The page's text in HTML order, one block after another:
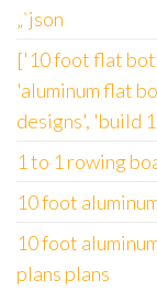
„`json
['10 foot flat
'aluminum flat
designs', 'build
1 to 1 rowing
10 foot
10 foot
plans plans